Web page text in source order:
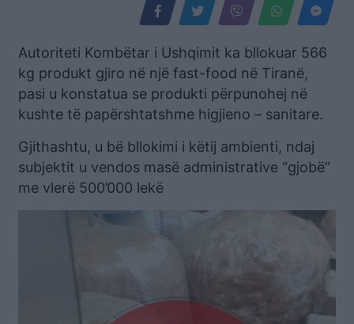
Autoriteti Kombëtar i Ushqimit ka bllokuar 566
kg produkt gjiro në një fast-food në Tiranë,
pasi u konstatua se produkti përpunohej në
kushte të papërshtatshme higjieno – sanitare.
Gjithashtu, u bë bllokimi i këtij ambienti, ndaj
subjektit u vendos masë administrative “gjobë”
me vlerë 500’000 lekë